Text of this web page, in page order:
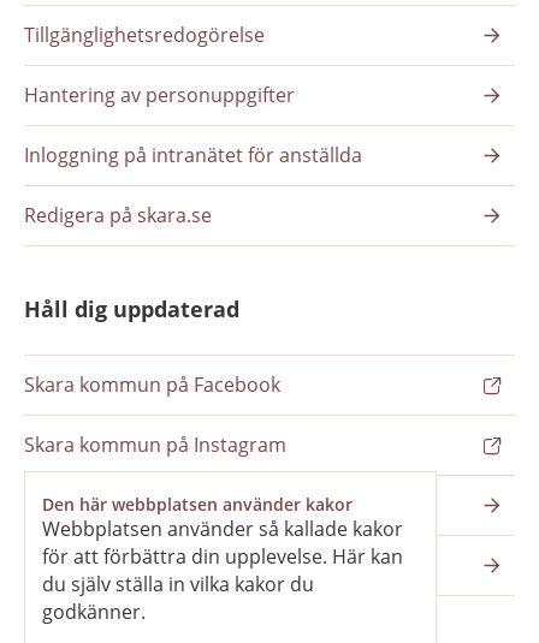
Den här webbplatsen använder kakor
Webbplatsen använder så kallade kakor
för att förbättra din upplevelse. Här kan
du själv ställa in vilka kakor du
godkänner.
Tillgänglighetsredogörelse
Hantering av personuppgifter
Inloggning på intranätet för anställda
Redigera på skara.se
Håll dig uppdaterad
Skara kommun på Facebook
Skara kommun på Instagram
Nyhetsbrev
Pressrum